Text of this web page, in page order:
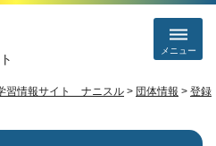
メニュー
習情報サイト ナニスル > 団体情報 > 登録